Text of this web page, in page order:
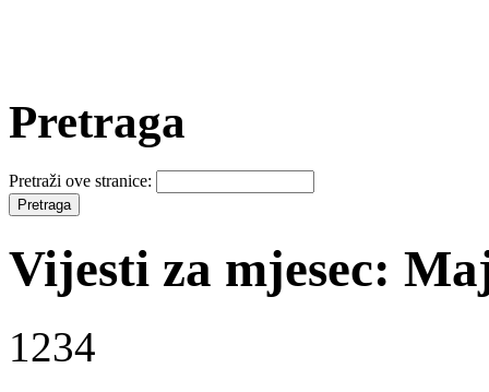
Pretraga
Pretraži ove stranice:
Vijesti za mjesec:
1234